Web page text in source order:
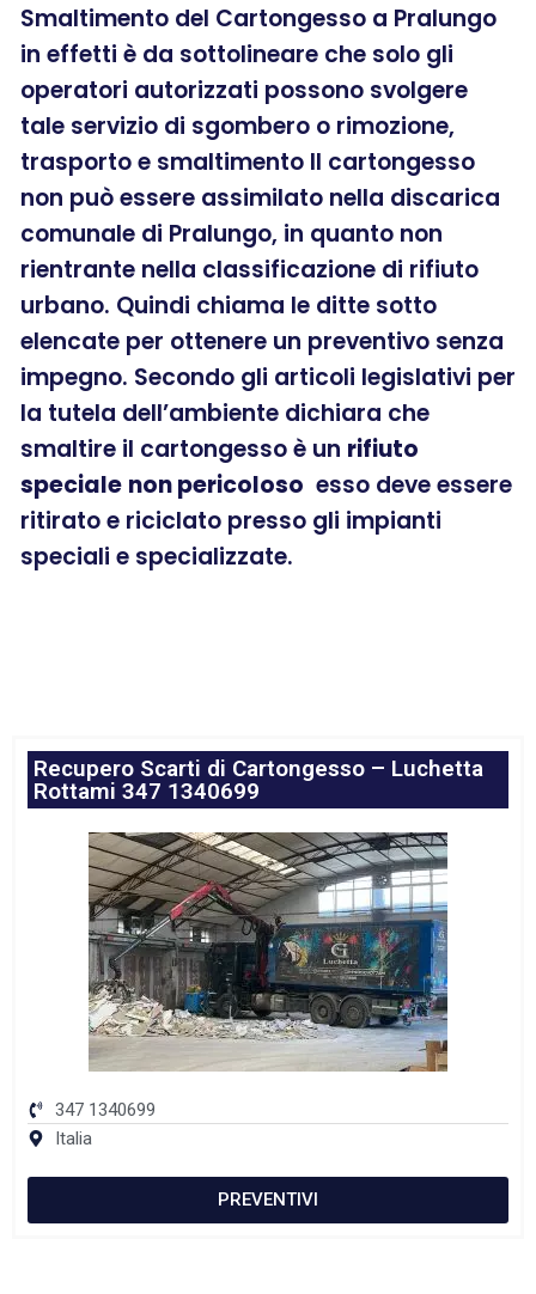
Smaltimento del Cartongesso a Pralungo
in effetti è da sottolineare che solo gli
operatori autorizzati possono svolgere
tale servizio di sgombero o rimozione,
trasporto e smaltimento Il cartongesso
non può essere assimilato nella discarica
comunale di Pralungo, in quanto non
rientrante nella classificazione di rifiuto
urbano. Quindi chiama le ditte sotto
elencate per ottenere un preventivo senza
impegno. Secondo gli articoli legislativi per
la tutela dell’ambiente dichiara che
smaltire il cartongesso è un rifiuto
speciale non pericoloso esso deve essere
ritirato e riciclato presso gli impianti
speciali e specializzate.
Recupero Scarti di Cartongesso – Luchetta
Rottami 347 1340699
347 1340699
Italia
PREVENTIVI